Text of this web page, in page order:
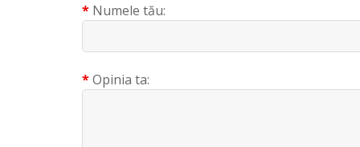
Numele tău:
Opinia ta: